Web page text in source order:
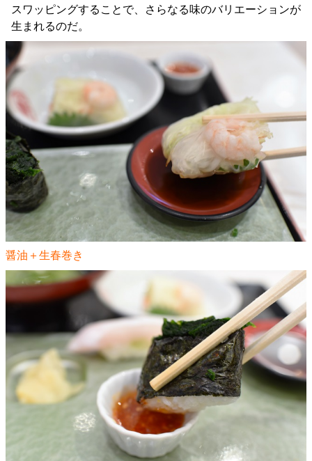
スワッピングすることで、さらなる味のバリエーションが
生まれるのだ。
醤油＋生春巻き